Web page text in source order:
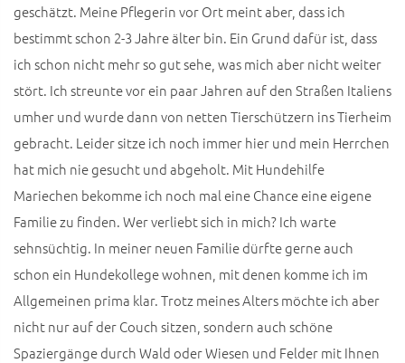
geschätzt. Meine Pflegerin vor Ort meint aber, dass ich
bestimmt schon 2-3 Jahre älter bin. Ein Grund dafür ist, dass
ich schon nicht mehr so gut sehe, was mich aber nicht weiter
stört. Ich streunte vor ein paar Jahren auf den Straßen Italiens
umher und wurde dann von netten Tierschützern ins Tierheim
gebracht. Leider sitze ich noch immer hier und mein Herrchen
hat mich nie gesucht und abgeholt. Mit Hundehilfe
Mariechen bekomme ich noch mal eine Chance eine eigene
Familie zu finden. Wer verliebt sich in mich? Ich warte
sehnsüchtig. In meiner neuen Familie dürfte gerne auch
schon ein Hundekollege wohnen, mit denen komme ich im
Allgemeinen prima klar. Trotz meines Alters möchte ich aber
nicht nur auf der Couch sitzen, sondern auch schöne
Spaziergänge durch Wald oder Wiesen und Felder mit Ihnen